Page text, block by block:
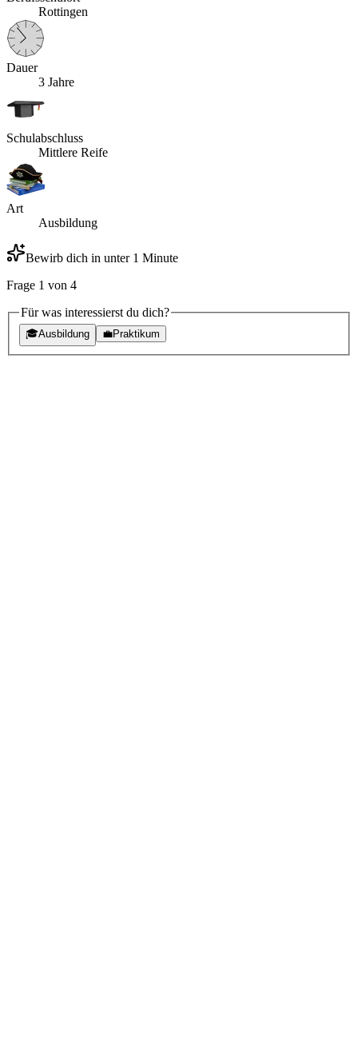
Rottingen
Dauer
3 Jahre
Schulabschluss
Mittlere Reife
Art
Ausbildung
Bewirb dich in unter 1 Minute
Frage 1 von 4
Für was interessierst du dich?
🎓Ausbildung 💼Praktikum